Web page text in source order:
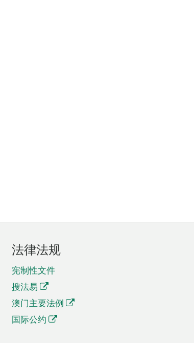
法律法规
宪制性文件
搜法易
澳门主要法例
国际公约